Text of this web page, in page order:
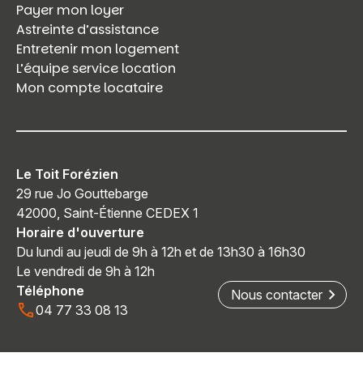
Payer mon loyer
Astreinte d’assistance
Entretenir mon logement
L’équipe service location
Mon compte locataire
Le Toit Forézien
29 rue Jo Gouttebarge
42000, Saint-Étienne CEDEX 1
Horaire d'ouverture
Du lundi au jeudi de 9h à 12h et de 13h30 à 16h30
Le vendredi de 9h à 12h
Téléphone
04 77 33 08 13
Nous contacter